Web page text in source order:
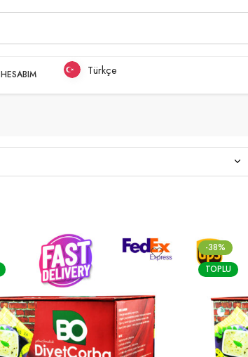
HESABIM Türkçe
-38%
TOPLU